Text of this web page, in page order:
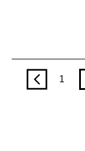
p 1